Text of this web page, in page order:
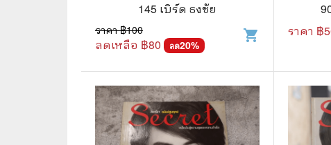
145 เบิร์ด ธงชัย
ราคา ฿100
ลดเหลือ ฿80 ลด20%
shopping_cart
ราคา ฿
🥘 อาหาร สุขภาพ ความงาม
👪 ครอบครัว การเลี้ยงลูก
🏡 บ้านและสวน
🎸 ดนตรี ภาพยนตร์
⚽ กีฬา เกม
🍳 การ์ตูน
⚔️ ต่อ
⚽ การ์ตูน